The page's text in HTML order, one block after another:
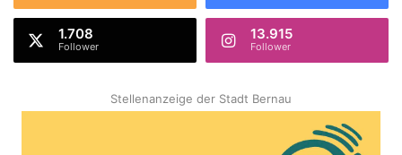
1.708
Follower
13.915
Follower
Stellenanzeige der Stadt Bernau